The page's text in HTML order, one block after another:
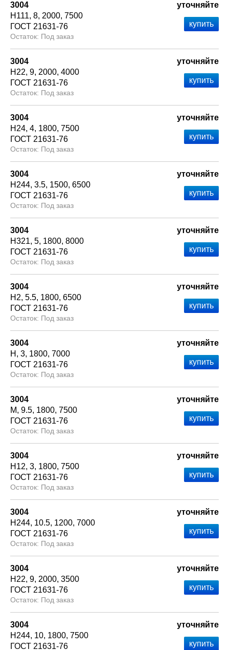
3004
Н111 8 2000 7500
ГОСТ 21631-76
Под заказ
уточняйте
3004
Н22 9 2000 4000
ГОСТ 21631-76
Под заказ
уточняйте
3004
Н24 4 1800 7500
ГОСТ 21631-76
Под заказ
уточняйте
3004
Н244 3.5 1500 6500
ГОСТ 21631-76
Под заказ
уточняйте
3004
Н321 5 1800 8000
ГОСТ 21631-76
Под заказ
уточняйте
3004
Н2 5.5 1800 6500
ГОСТ 21631-76
Под заказ
уточняйте
3004
Н
3 1800 7000
ГОСТ 21631-76
Под заказ
уточняйте
3004
М 9.5 1800 7500
ГОСТ 21631-76
Под заказ
уточняйте
3004
Н12 3 1800 7500
ГОСТ 21631-76
Под заказ
уточняйте
3004
Н244 10.5 1200 7000
ГОСТ 21631-76
Под заказ
уточняйте
3004
Н22 9 2000 3500
ГОСТ 21631-76
Под заказ
уточняйте
3004
Н244 10 1800 7500
ГОСТ 21631-76
уточняйте